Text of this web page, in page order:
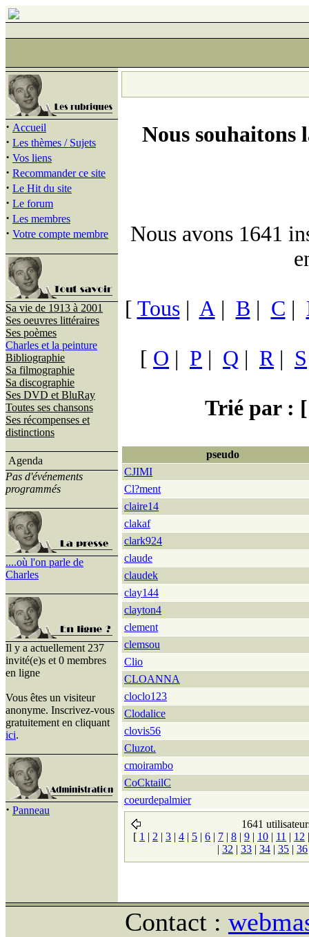
· Accueil
· Les thèmes / Sujets
· Vos liens
· Recommander ce site
· Le Hit du site
· Le forum
· Les membres
· Votre compte membre
Sa vie de 1913 à 2001
Ses oeuvres littéraires
Ses poèmes
Charles et la peinture
Bibliographie
Sa filmographie
Sa discographie
Ses DVD et BluRay
Toutes ses chansons
Ses récompenses et
distinctions
Agenda
Pas d'événements
programmés
....où l'on parle de
Charles
Il y a actuellement 237
invité(e)s et 0 membres
en ligne
Vous êtes un visiteur
anonyme. Inscrivez-vous
gratuitement en cliquant
ici.
· Panneau
Nous souhaitons
Nous avons 1641
[ Tous| A| B | C |
[ O | P | Q | R| S
Trié par : [
pseudo
CJIMI
Cl?ment
claire14
clakaf
clark924
claude
claudek
clay144
clayton4
clement
clemsou
Clio
CLOANNA
cloclo123
Clodalice
clovis56
Cluzot.
cmoirambo
CoCktailC
coeurdepalmier
1641
[ 1 | 2 | 3 | 4 | 5 | 6 | 7 | 8 | 9 | 10 | 11 | 12
| 32 | 33 | 34 | 35 | 36
Contact :